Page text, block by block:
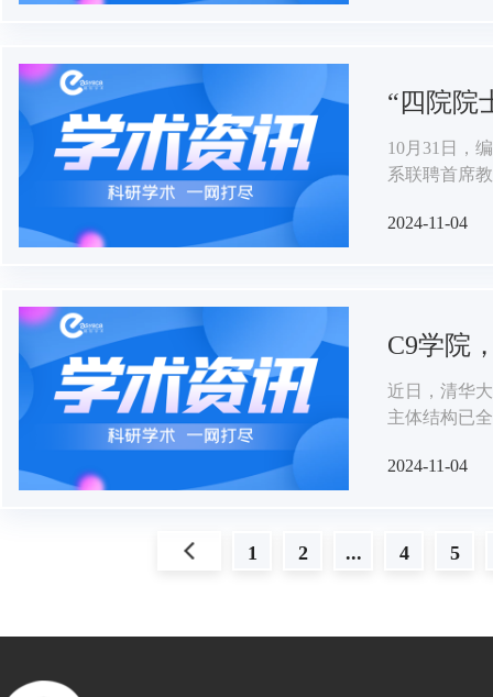
“四院院
10月31日，
系联聘首席
2024-11-04
C9学院
近日，清华
主体结构已
学院将搬到
2024-11-04
上一页 1 2 ... 4 5